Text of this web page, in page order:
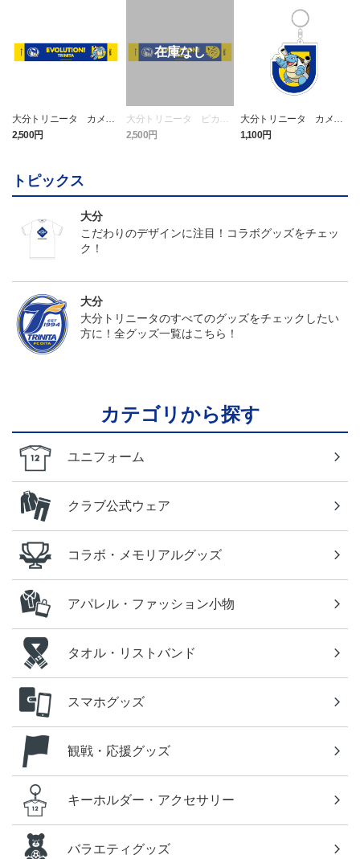
大分トリニータ カメッ
クス タオルマフラー
2,500円
大分トリニータ ピカチ
ュウ タオルマフラー
2,500円
大分トリニータ カメッ
クス キーホルダー
1,100円
トピックス
大分
こだわりのデザインに注目！コラボグッズをチェッ
ク！
大分
大分トリニータのすべてのグッズをチェックしたい
方に！全グッズ一覧はこちら！
カテゴリから探す
ユニフォーム
クラブ公式ウェア
コラボ・メモリアルグッズ
アパレル・ファッション小物
タオル・リストバンド
スマホグッズ
観戦・応援グッズ
キーホルダー・アクセサリー
バラエティグッズ